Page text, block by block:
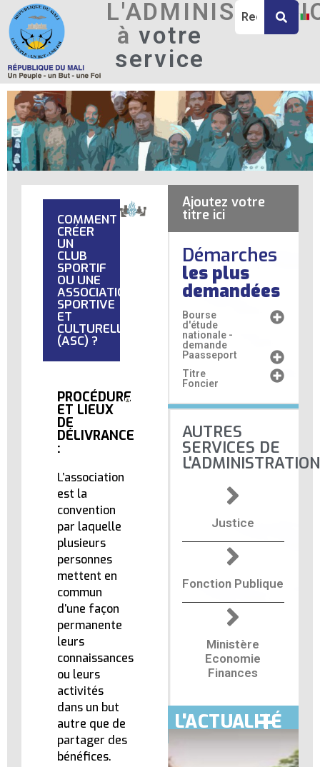
àvotre
service
COMMENT
CRÉER
UN
CLUB
SPORTIF
OU UNE
ASSOCIATION
SPORTIVE
ET
CULTURELLE
(ASC) ?
PROCÉDURE
ET LIEUX
DE
DÉLIVRANCE
:
L’association
est la
convention
par laquelle
plusieurs
personnes
mettent en
commun
d’une façon
permanente
leurs
connaissances
ou leurs
activités
dans un but
autre que de
partager des
bénéfices.
Ajoutez votre
titre ici
Démarches
les plus
demandées
Bourse
d'étude
nationale -
demande
Paasseport
Titre
Foncier
AUTRES
SERVICES DE
L'ADMINISTRATION
Justice
Fonction Publique
Ministère
Economie
Finances
L'ACTUALITÉ